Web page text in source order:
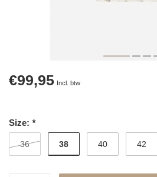
€99,95 Incl. btw
Size: *
36 38 40 42